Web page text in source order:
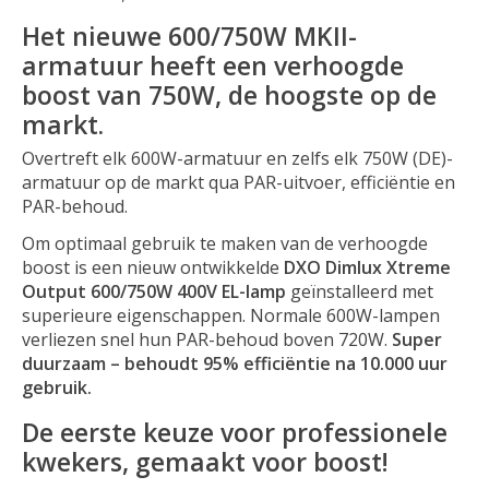
Het nieuwe 600/750W MKII-
armatuur heeft een verhoogde
boost van 750W, de hoogste op de
markt.
Overtreft elk 600W-armatuur en zelfs elk 750W (DE)-
armatuur op de markt qua PAR-uitvoer, efficiëntie en
PAR-behoud.
Om optimaal gebruik te maken van de verhoogde
boost is een nieuw ontwikkelde DXO Dimlux Xtreme
Output 600/750W 400V EL-lamp geïnstalleerd met
superieure eigenschappen. Normale 600W-lampen
verliezen snel hun PAR-behoud boven 720W. Super
duurzaam – behoudt 95% efficiëntie na 10.000 uur
gebruik.
De eerste keuze voor professionele
kwekers, gemaakt voor boost!